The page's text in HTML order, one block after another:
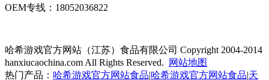
OEM专线：18052036822
哈希游戏官方网站（江苏）食品有限公司 Copyright 2004-2014
hanxiucaochina.com All Rights Reserved.
网站地图
热门产品： 哈希游戏官方网站食品|哈希游戏官方网站食品|天